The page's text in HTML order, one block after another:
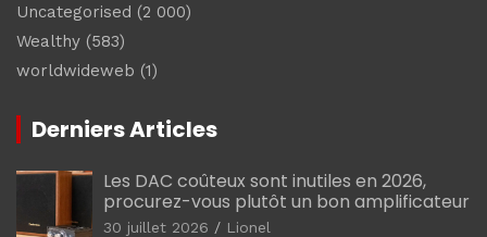
Uncategorised (2 000)
Wealthy (583)
worldwideweb (1)
Derniers Articles
Les DAC coûteux sont inutiles en 2026,
procurez-vous plutôt un bon amplificateur
30 juillet 2026 Lionel